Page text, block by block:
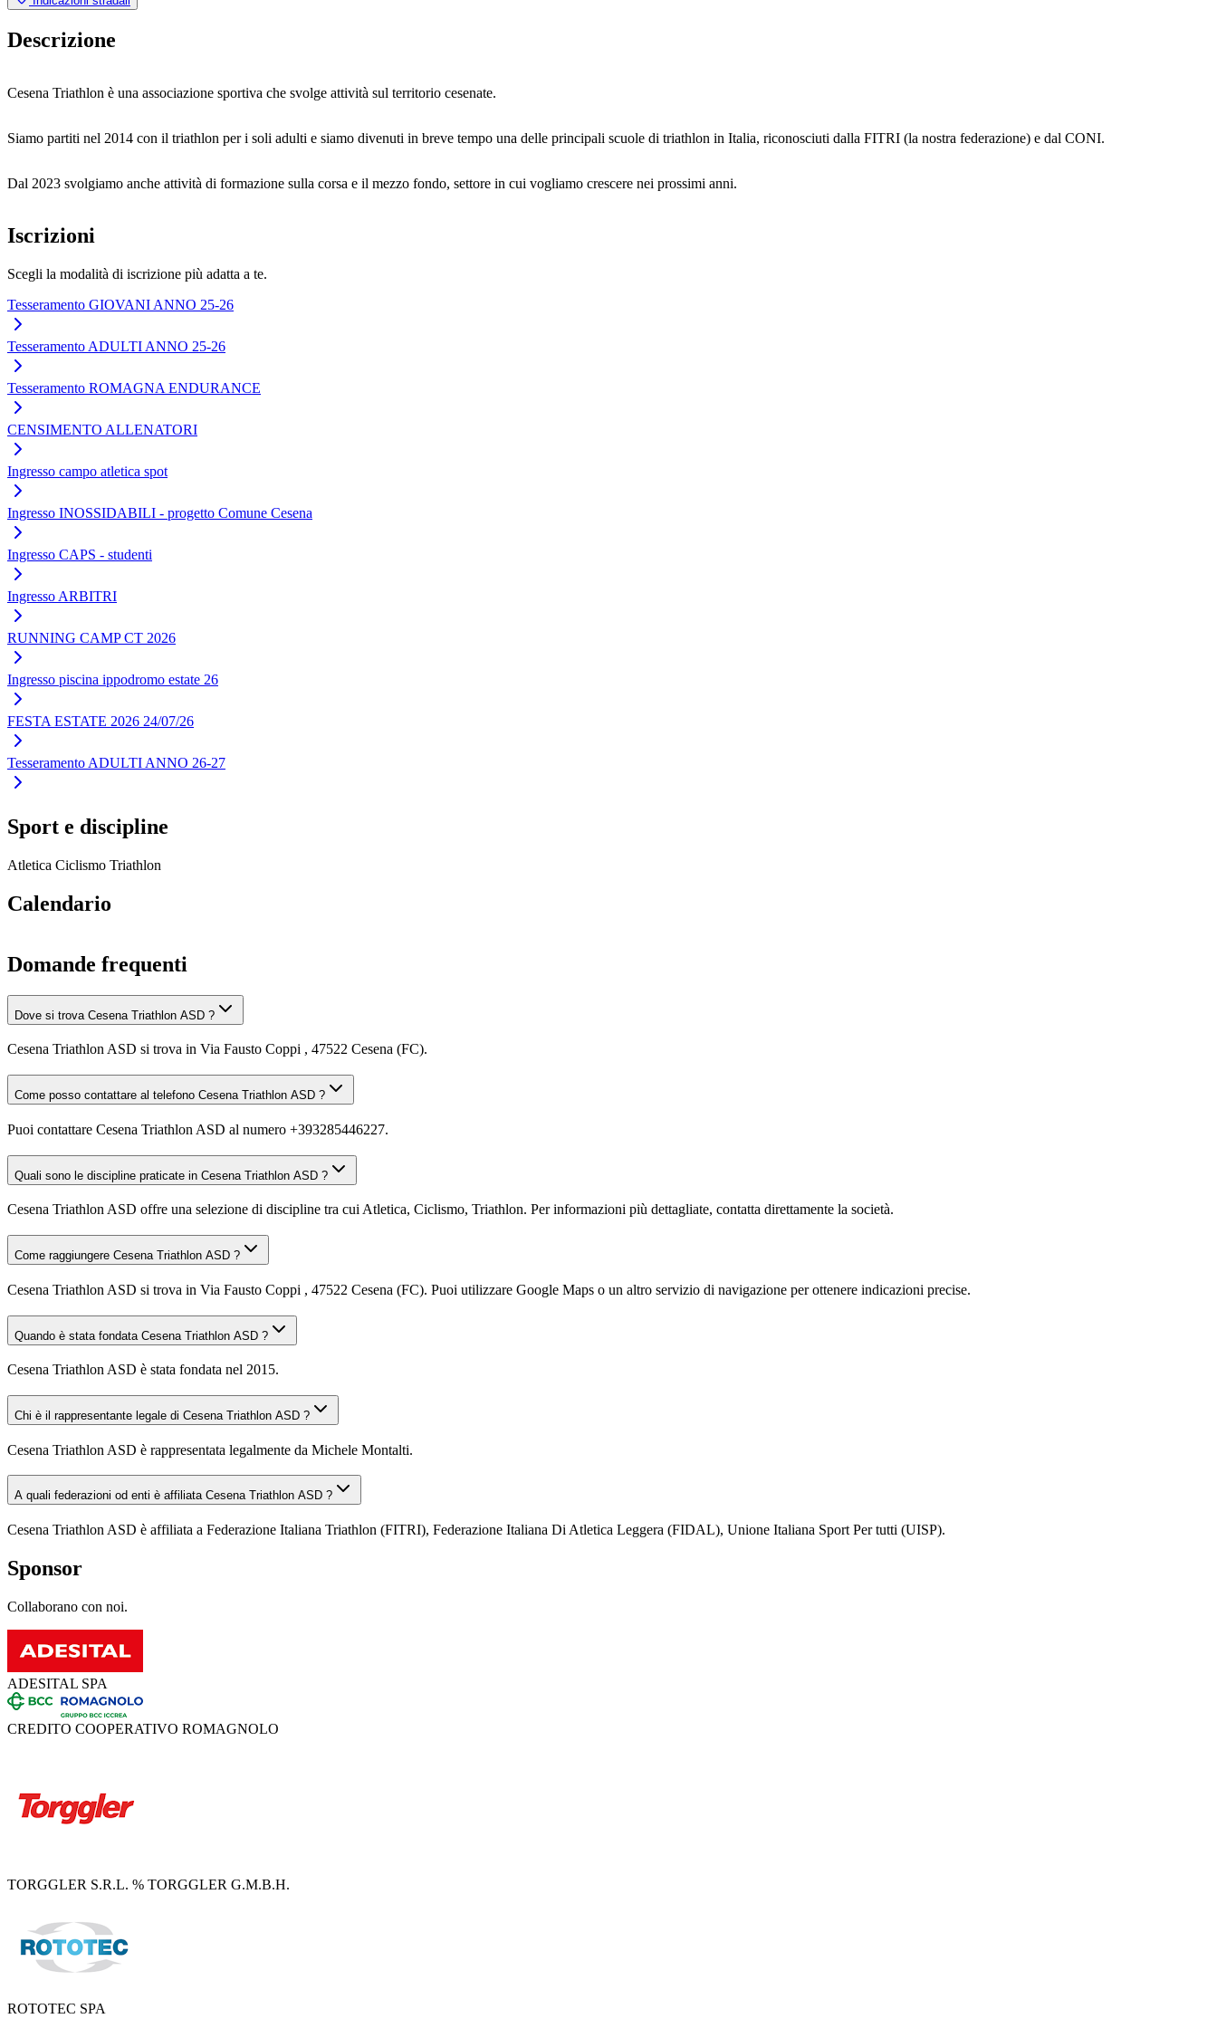
Descrizione
Cesena Triathlon è una associazione sportiva che svolge attività sul territorio cesenate.
Siamo partiti nel 2014 con il triathlon per i soli adulti e siamo divenuti in breve tempo una delle principali scuole di triathlon in Italia, riconosciuti dalla FITRI (la nostra federazione) e dal CONI.
Dal 2023 svolgiamo anche attività di formazione sulla corsa e il mezzo fondo, settore in cui vogliamo crescere nei prossimi anni.
Iscrizioni
Scegli la modalità di iscrizione più adatta a te.
Tesseramento GIOVANI ANNO 25-26
Tesseramento ADULTI ANNO 25-26
Tesseramento ROMAGNA ENDURANCE
CENSIMENTO ALLENATORI
Ingresso campo atletica spot
Ingresso INOSSIDABILI - progetto Comune Cesena
Ingresso CAPS - studenti
Ingresso ARBITRI
RUNNING CAMP CT 2026
Ingresso piscina ippodromo estate 26
FESTA ESTATE 2026 24/07/26
Tesseramento ADULTI ANNO 26-27
Sport e discipline
Atletica Ciclismo Triathlon
Calendario
Domande frequenti
Dove si trova Cesena Triathlon ASD ?
Cesena Triathlon ASD si trova in Via Fausto Coppi , 47522 Cesena (FC).
Come posso contattare al telefono Cesena Triathlon ASD ?
Puoi contattare Cesena Triathlon ASD al numero +393285446227.
Quali sono le discipline praticate in Cesena Triathlon ASD ?
Cesena Triathlon ASD offre una selezione di discipline tra cui Atletica, Ciclismo, Triathlon. Per informazioni più dettagliate, contatta direttamente la società.
Come raggiungere Cesena Triathlon ASD ?
Cesena Triathlon ASD si trova in Via Fausto Coppi , 47522 Cesena (FC). Puoi utilizzare Google Maps o un altro servizio di navigazione per ottenere indicazioni precise.
Quando è stata fondata Cesena Triathlon ASD ?
Cesena Triathlon ASD è stata fondata nel 2015.
Chi è il rappresentante legale di Cesena Triathlon ASD ?
Cesena Triathlon ASD è rappresentata legalmente da Michele Montalti.
A quali federazioni od enti è affiliata Cesena Triathlon ASD ?
Cesena Triathlon ASD è affiliata a Federazione Italiana Triathlon (FITRI), Federazione Italiana Di Atletica Leggera (FIDAL), Unione Italiana Sport Per tutti (UISP).
Sponsor
Collaborano con noi.
ADESITAL SPA
CREDITO COOPERATIVO ROMAGNOLO
TORGGLER S.R.L. % TORGGLER G.M.B.H.
ROTOTEC SPA